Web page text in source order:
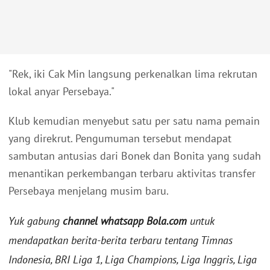
"Rek, iki Cak Min langsung perkenalkan lima rekrutan
lokal anyar Persebaya."
Klub kemudian menyebut satu per satu nama pemain
yang direkrut. Pengumuman tersebut mendapat
sambutan antusias dari Bonek dan Bonita yang sudah
menantikan perkembangan terbaru aktivitas transfer
Persebaya menjelang musim baru.
Yuk gabung channel whatsapp Bola.com untuk
mendapatkan berita-berita terbaru tentang Timnas
Indonesia, BRI Liga 1, Liga Champions, Liga Inggris, Liga